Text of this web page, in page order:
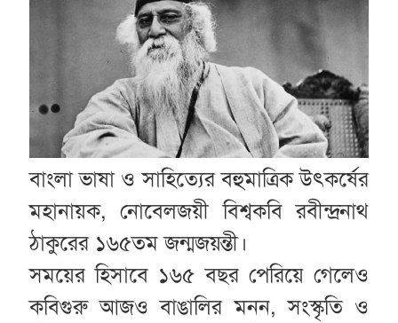
বাংলা ভাষা ও সাহিত্যের বহুমাত্রিক উৎকর্ষের
মহানায়ক, নোবেলজয়ী বিশ্বকবি রবীন্দ্রনাথ
ঠাকুরের ১৬৫তম জন্মজয়ন্তী।
সময়ের হিসাবে ১৬৫ বছর পেরিয়ে গেলেও
কবিগুরু আজও বাঙালির মনন, সংস্কৃতি ও